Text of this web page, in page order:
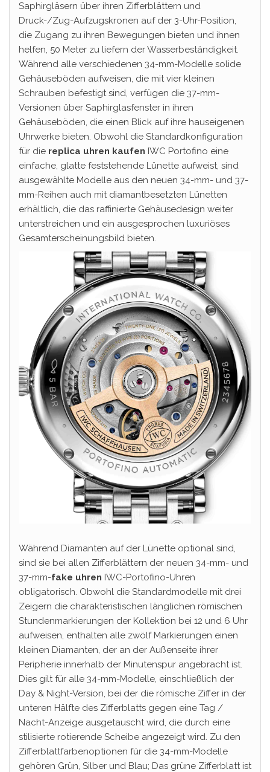
Saphirgläsern über ihren Zifferblättern und
Druck-/Zug-Aufzugskronen auf der 3-Uhr-Position,
die Zugang zu ihren Bewegungen bieten und ihnen
helfen, 50 Meter zu liefern der Wasserbeständigkeit.
Während alle verschiedenen 34-mm-Modelle solide
Gehäuseböden aufweisen, die mit vier kleinen
Schrauben befestigt sind, verfügen die 37-mm-
Versionen über Saphirglasfenster in ihren
Gehäuseböden, die einen Blick auf ihre hauseigenen
Uhrwerke bieten. Obwohl die Standardkonfiguration
für die replica uhren kaufen IWC Portofino eine
einfache, glatte feststehende Lünette aufweist, sind
ausgewählte Modelle aus den neuen 34-mm- und 37-
mm-Reihen auch mit diamantbesetzten Lünetten
erhältlich, die das raffinierte Gehäusedesign weiter
unterstreichen und ein ausgesprochen luxuriöses
Gesamterscheinungsbild bieten.
Während Diamanten auf der Lünette optional sind,
sind sie bei allen Zifferblättern der neuen 34-mm- und
37-mm-fake uhren IWC-Portofino-Uhren
obligatorisch. Obwohl die Standardmodelle mit drei
Zeigern die charakteristischen länglichen römischen
Stundenmarkierungen der Kollektion bei 12 und 6 Uhr
aufweisen, enthalten alle zwölf Markierungen einen
kleinen Diamanten, der an der Außenseite ihrer
Peripherie innerhalb der Minutenspur angebracht ist.
Dies gilt für alle 34-mm-Modelle, einschließlich der
Day & Night-Version, bei der die römische Ziffer in der
unteren Hälfte des Zifferblatts gegen eine Tag /
Nacht-Anzeige ausgetauscht wird, die durch eine
stilisierte rotierende Scheibe angezeigt wird. Zu den
Zifferblattfarbenoptionen für die 34-mm-Modelle
gehören Grün, Silber und Blau; Das grüne Zifferblatt ist